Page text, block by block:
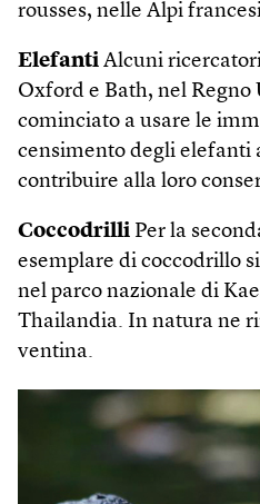
rousses, nelle Alpi
Elefanti Alcuni
Oxford e Bath, nel Regno
cominciato a usare le
censimento degli elefanti
contribuire alla loro
Coccodrilli Per la
esemplare di coccodrillo
nel parco nazionale di
Thailandia. In natura ne
ventina.